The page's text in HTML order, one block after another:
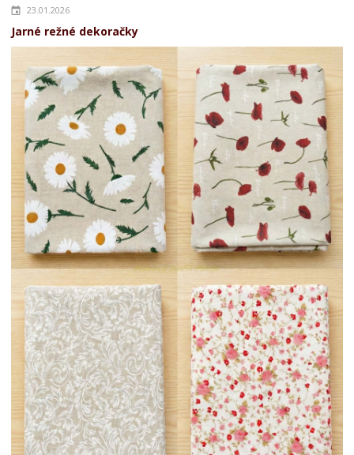
23.01.2026
Jarné režné dekoračky